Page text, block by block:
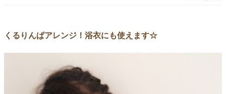
くるりんぱアレンジ！浴衣にも使えます☆